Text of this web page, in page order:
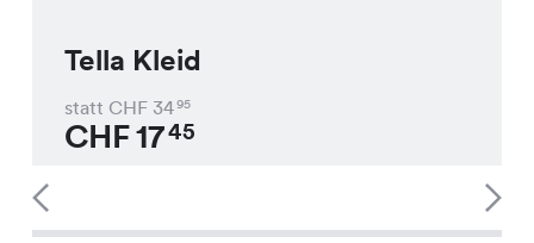
Tella Kleid
statt CHF 3495
CHF1745